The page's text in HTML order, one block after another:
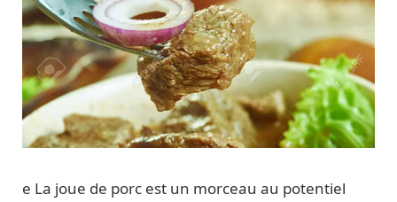
e La joue de porc est un morceau au potentiel